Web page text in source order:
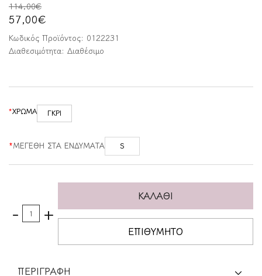
114,00€
57,00€
Κωδικός Προϊόντος: 0122231
Διαθεσιμότητα: Διαθέσιμο
ΧΡΩΜΑ ΓΚΡΙ
ΜΕΓΕΘΗ ΣΤΑ ΕΝΔΥΜΑΤΑ S
- +
ΚΑΛΑΘΙ
ΕΠΙΘΥΜΗΤΟ
ΠΕΡΙΓΡΑΦΗ